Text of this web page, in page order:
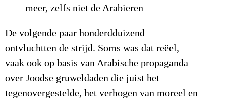
meer, zelfs niet de Arabieren
De volgende paar honderdduizend
ontvluchtten de strijd. Soms was dat reëel,
vaak ook op basis van Arabische propaganda
over Joodse gruweldaden die juist het
tegenovergestelde, het verhogen van moreel en